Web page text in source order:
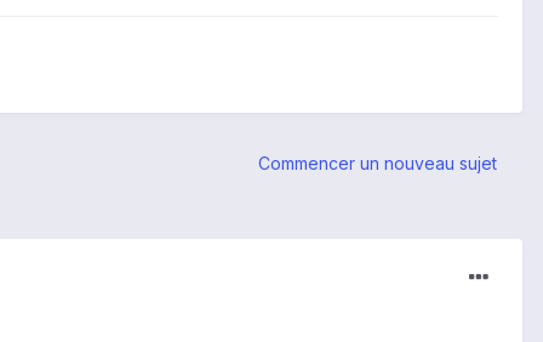
Commencer un nouveau sujet